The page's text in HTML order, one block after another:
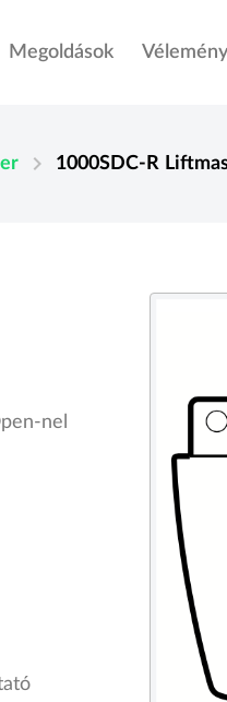
Megoldások
chevron_right 1000SDC-R
nel